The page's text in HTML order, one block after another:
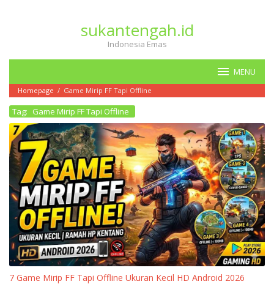
sukantengah.id
Indonesia Emas
MENU
Homepage / Game Mirip FF Tapi Offline
Tag: Game Mirip FF Tapi Offline
7 Game Mirip FF Tapi Offline Ukuran Kecil HD Android 2026